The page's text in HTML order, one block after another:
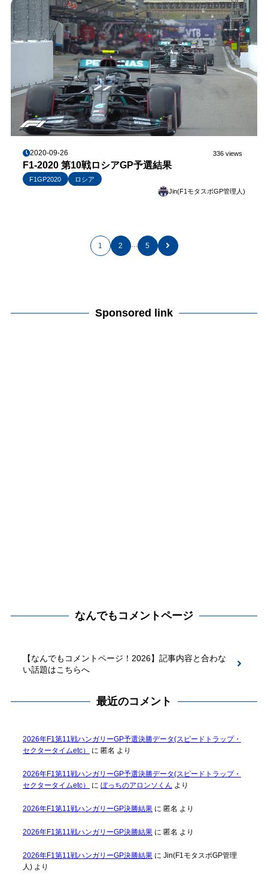
2020-09-26 336 views
F1-2020 第10戦ロシアGP予選結果
F1GP2020
ロシア
Jin(F1モタスポGP管理人)
1 2 … 5
Sponsored link
なんでもコメントページ
【なんでもコメントページ！2026】記事内容と合わな
い話題はこちらへ
最近のコメント
2026年F1第11戦ハンガリーGP予選決勝データ(スピードトラップ・
セクタータイムetc）
に 匿名 より
2026年F1第11戦ハンガリーGP予選決勝データ(スピードトラップ・
セクタータイムetc）
に ぼっちのアロンソくん より
2026年F1第11戦ハンガリーGP決勝結果に 匿名 より
2026年F1第11戦ハンガリーGP決勝結果に 匿名 より
2026年F1第11戦ハンガリーGP決勝結果に Jin(F1モタスポGP管理
人)より